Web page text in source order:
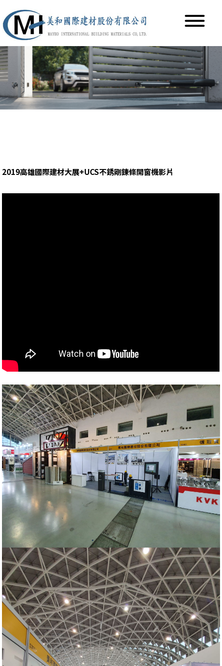
2019高雄國際建材大展+UCS不銹剛鍊條開窗機影片